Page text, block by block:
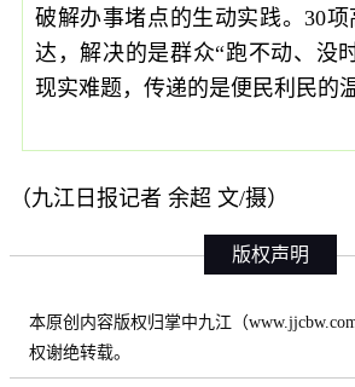
破解办事堵点的生动实践。30
达，解决的是群众“跑不动、没
现实难题，传递的是便民利民的
（九江日报记者 余超 文/摄）
版权声明
本原创内容版权归掌中九江（
权谢绝转载。